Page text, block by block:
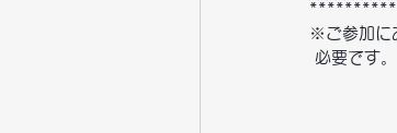
※ご参加に
必要です。